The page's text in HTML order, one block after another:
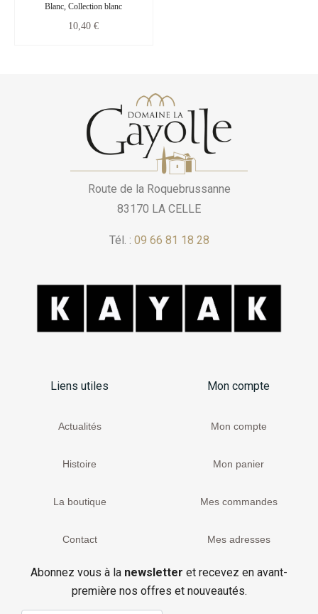
Blanc, Collection blanc
10,40€
Route de la Roquebrussanne
83170 LA CELLE
Tél. : 09 66 81 18 28
Liens utiles
Actualités
Histoire
La boutique
Contact
Mon compte
Mon compte
Mon panier
Mes commandes
Mes adresses
Abonnez vous à la newsletter et recevez en avant-
première nos offres et nouveautés.